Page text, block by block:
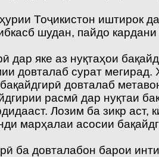
Тоҷикистон иштирок
шудан, пайдо
яке аз нуқтаҳои
довталаб сурат
довталаб
расмӣ дар нуқтаи
Лозим ба зикр аст,
марҳалаи асосии
ба довталабон барои